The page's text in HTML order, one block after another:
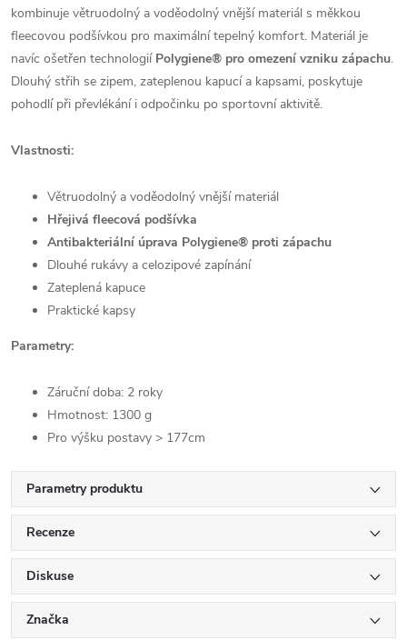
kombinuje větruodolný a voděodolný vnější materiál s měkkou
fleecovou podšívkou pro maximální tepelný komfort. Materiál je
navíc ošetřen technologií Polygiene® pro omezení vzniku zápachu.
Dlouhý střih se zipem, zateplenou kapucí a kapsami, poskytuje
pohodlí při převlékání i odpočinku po sportovní aktivitě.
Vlastnosti:
Větruodolný a voděodolný vnější materiál
Hřejivá fleecová podšívka
Antibakteriální úprava Polygiene® proti zápachu
Dlouhé rukávy a celozipové zapínání
Zateplená kapuce
Praktické kapsy
Parametry:
Záruční doba: 2 roky
Hmotnost: 1300 g
Pro výšku postavy > 177cm
Parametry produktu
Recenze
Diskuse
Značka